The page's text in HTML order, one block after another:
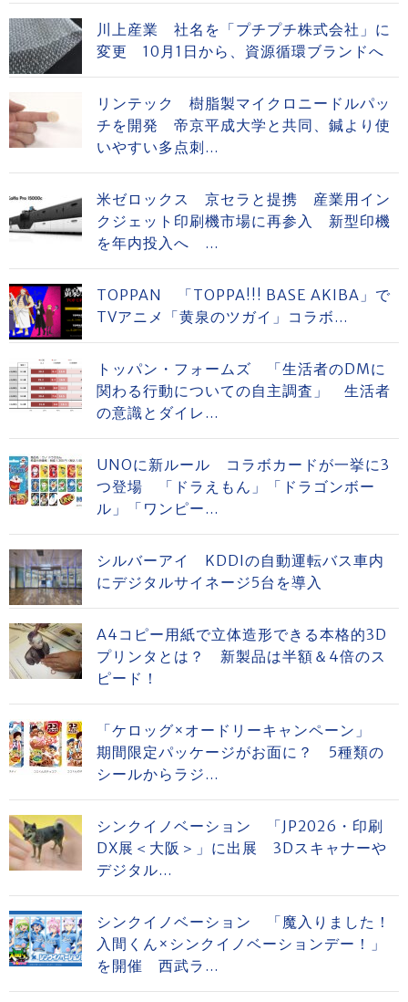
川上産業 社名を「プチプチ株式会社」に
変更 10月1日から、資源循環ブランドへ
リンテック 樹脂製マイクロニードルパッ
チを開発 帝京平成大学と共同、鍼より使
いやすい多点刺...
米ゼロックス 京セラと提携 産業用イン
クジェット印刷機市場に再参入 新型印機
を年内投入へ ...
TOPPAN 「TOPPA!!! BASE AKIBA」で
TVアニメ「黄泉のツガイ」コラボ...
トッパン・フォームズ 「生活者のDMに
関わる行動についての自主調査」 生活者
の意識とダイレ...
UNOに新ルール コラボカードが一挙に3
つ登場 「ドラえもん」「ドラゴンボー
ル」「ワンピー...
シルバーアイ KDDIの自動運転バス車内
にデジタルサイネージ5台を導入
A4コピー用紙で立体造形できる本格的3D
プリンタとは？ 新製品は半額＆4倍のス
ピード！
「ケロッグ×オードリーキャンペーン」
期間限定パッケージがお面に？ 5種類の
シールからラジ...
シンクイノベーション 「JP2026・印刷
DX展＜大阪＞」に出展 3Dスキャナーや
デジタル...
シンクイノベーション 「魔入りました！
入間くん×シンクイノベーションデー！」
を開催 西武ラ...